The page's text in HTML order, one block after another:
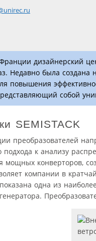
дизайнерский
Недавно была создана
повышения
собой
SEMISTACK
преобразователей
подхода к анализу
мощных конверторов,
компании в
одна из